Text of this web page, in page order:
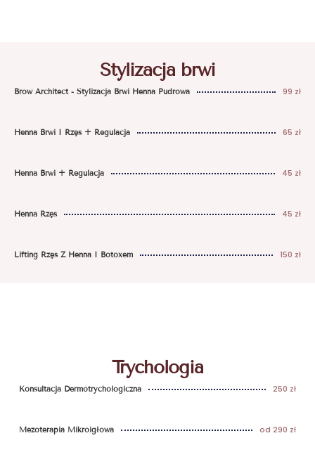
Stylizacja brwi
Brow Architect - Stylizacja Brwi Henna Pudrowa 99 zł
Henna Brwi I Rzęs + Regulacja 65 zł
Henna Brwi + Regulacja 45 zł
Henna Rzęs 45 zł
Lifting Rzęs Z Henna I Botoxem 150 zł
Trychologia
Konsultacja Dermotrychologiczna 250 zł
Mezoterapia Mikroigłowa od 290 zł